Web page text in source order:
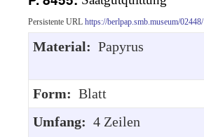
springen
Persistente URL https://berlpap.smb.museum/02448/
Material: Papyrus
Form: Blatt
Umfang: 4 Zeilen